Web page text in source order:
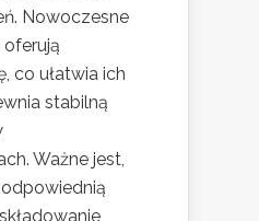
Nowoczesne
co ułatwia ich
stabilną
Ważne jest,